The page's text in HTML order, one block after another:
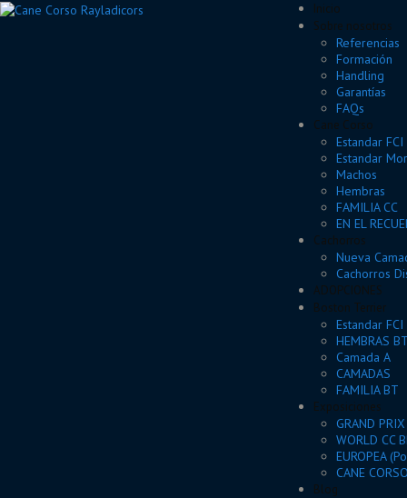
Inicio
Sobre nosotros
Referencias
Formación
Handling
Garantías
FAQs
Cane Corso
Estandar FCI
Estandar
Machos
Hembras
FAMILIA CC
EN EL
Cachorros
Nueva
Cachorros
ADOPCIONES
Boston Terrier
Estandar
HEMBRAS
Camada A
CAMADAS
FAMILIA BT
Exposiciones
GRAND
WORLD CC
EUROPEA
CANE
Blog